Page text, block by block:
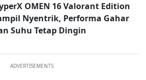
OMEN 16 Valorant Edition
Nyentrik, Performa Gahar
Suhu Tetap Dingin
ADVERTISEMENTS